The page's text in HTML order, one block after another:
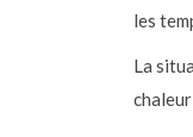
les
La